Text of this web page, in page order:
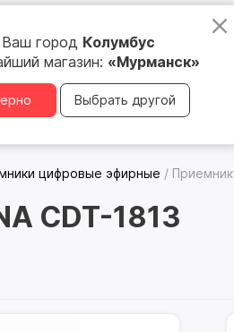
Юридическим лицам
Ваш город Колумбус
магазин: «Мурманск»
Выбрать другой
цифровые эфирные /
CDT-1813